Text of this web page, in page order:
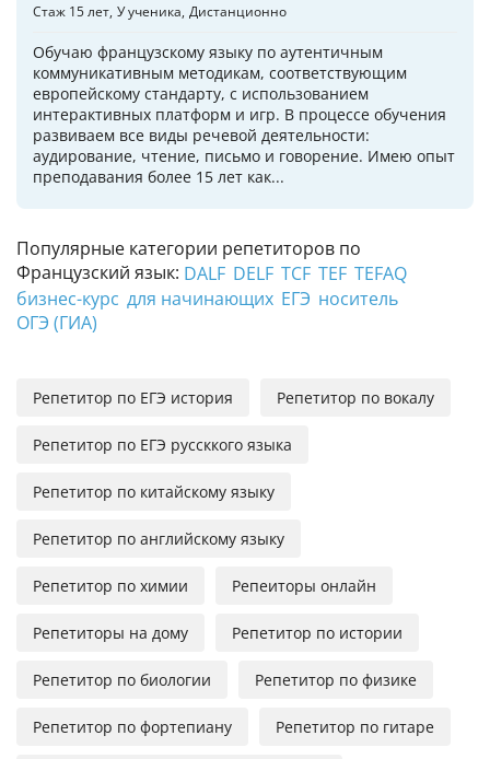
Популярные категории репетиторов по
Французский язык: DALF DELF TCF TEF TEFAQ
бизнес-курс для начинающих ЕГЭ носитель
ОГЭ (ГИА)
Стаж 15 лет У ученика Дистанционно
Обучаю французскому языку по аутентичным
коммуникативным методикам, соответствующим
европейскому стандарту, с использованием
интерактивных платформ и игр. В процессе обучения
развиваем все виды речевой деятельности:
аудирование, чтение, письмо и говорение. Имею опыт
преподавания более 15 лет как...
Репетитор по ЕГЭ история Репетитор по вокалу
Репетитор по ЕГЭ руссккого языка
Репетитор по китайскому языку
Репетитор по английскому языку
Репетитор по химии Репеиторы онлайн
Репетиторы на дому Репетитор по истории
Репетитор по биологии Репетитор по физике
Репетитор по фортепиану Репетитор по гитаре